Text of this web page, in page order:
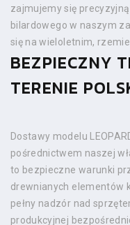
zajmujemy się
bilardowego w naszym
się na wieloletnim,
BEZPIECZNY
TERENIE
Dostawy modelu
pośrednictwem naszej
to bezpieczne warunki
drewnianych elementów
pełny nadzór nad
produkcyjnej